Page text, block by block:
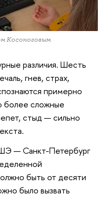
Косоноговым
различия. Шесть
гнев, страх,
примерно
более сложные
стыд — сильно
— Санкт-Петербург
быть от десяти
было вызвать